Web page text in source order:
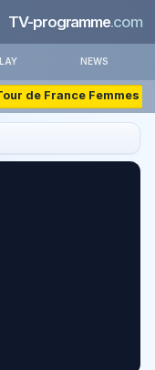
TV-programme.com
NEWS
de France Femmes